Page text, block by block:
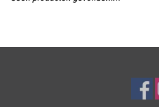
Cadeaubonnen